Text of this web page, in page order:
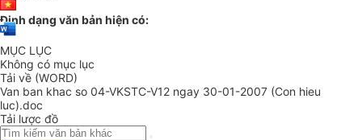
Định dạng văn bản hiện có:
MỤC LỤC
Không có mục lục
Tải về (WORD)
Van ban khac so 04-VKSTC-V12 ngay 30-01-2007 (Con hieu
luc).doc
Tải lược đồ